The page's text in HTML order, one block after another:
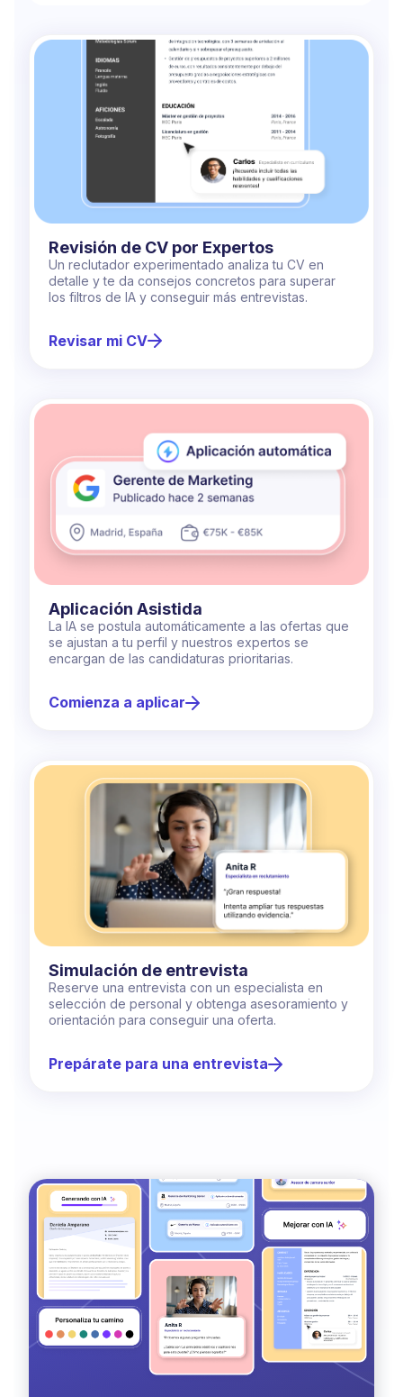
Revisión de CV por Expertos
Un reclutador experimentado analiza tu CV en
detalle y te da consejos concretos para superar
los filtros de IA y conseguir más entrevistas.
Revisar mi CV
Aplicación Asistida
La IA se postula automáticamente a las ofertas que
se ajustan a tu perfil y nuestros expertos se
encargan de las candidaturas prioritarias.
Comienza a aplicar
Simulación de entrevista
Reserve una entrevista con un especialista en
selección de personal y obtenga asesoramiento y
orientación para conseguir una oferta.
Prepárate para una entrevista